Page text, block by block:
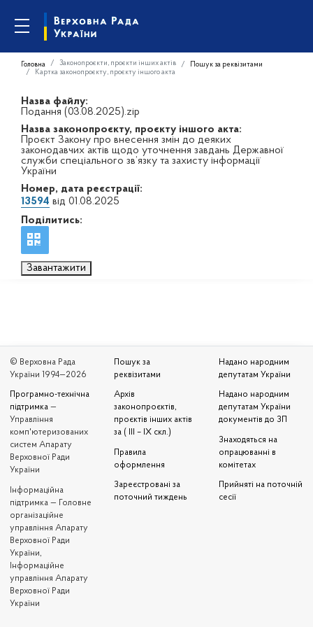
Головна Законопроєкти, проєкти інших актів
Пошук за реквізитами
Картка законопроєкту, проєкту іншого акта
Назва файлу:
Подання (03.08.2025).zip
Назва законопроєкту, проєкту іншого акта:
Проєкт Закону про внесення змін до деяких
законодавчих актів щодо уточнення завдань Державної
служби спеціального зв’язку та захисту інформації
України
Номер, дата реєстрації:
13594 від 01.08.2025
Поділитись:
Завантажити
© Верховна Рада
України 1994—2026
Програмно-технічна
підтримка —
Управління
комп'ютеризованих
систем Апарату
Верховної Ради
України
Iнформаційна
підтримка — Головне
організаційне
управління Апарату
Верховної Ради
України,
Інформаційне
управління Апарату
Верховної Ради
України
Пошук за
реквізитами
Архів
законопроєктів,
проєктів інших актів
за ( III – IX скл.)
Правила
оформлення
Зареєстровані за
поточний тиждень
Надано народним
депутатам України
Надано народним
депутатам України
документів до ЗП
Знаходяться на
опрацюванні в
комітетах
Прийняті на поточній
сесії